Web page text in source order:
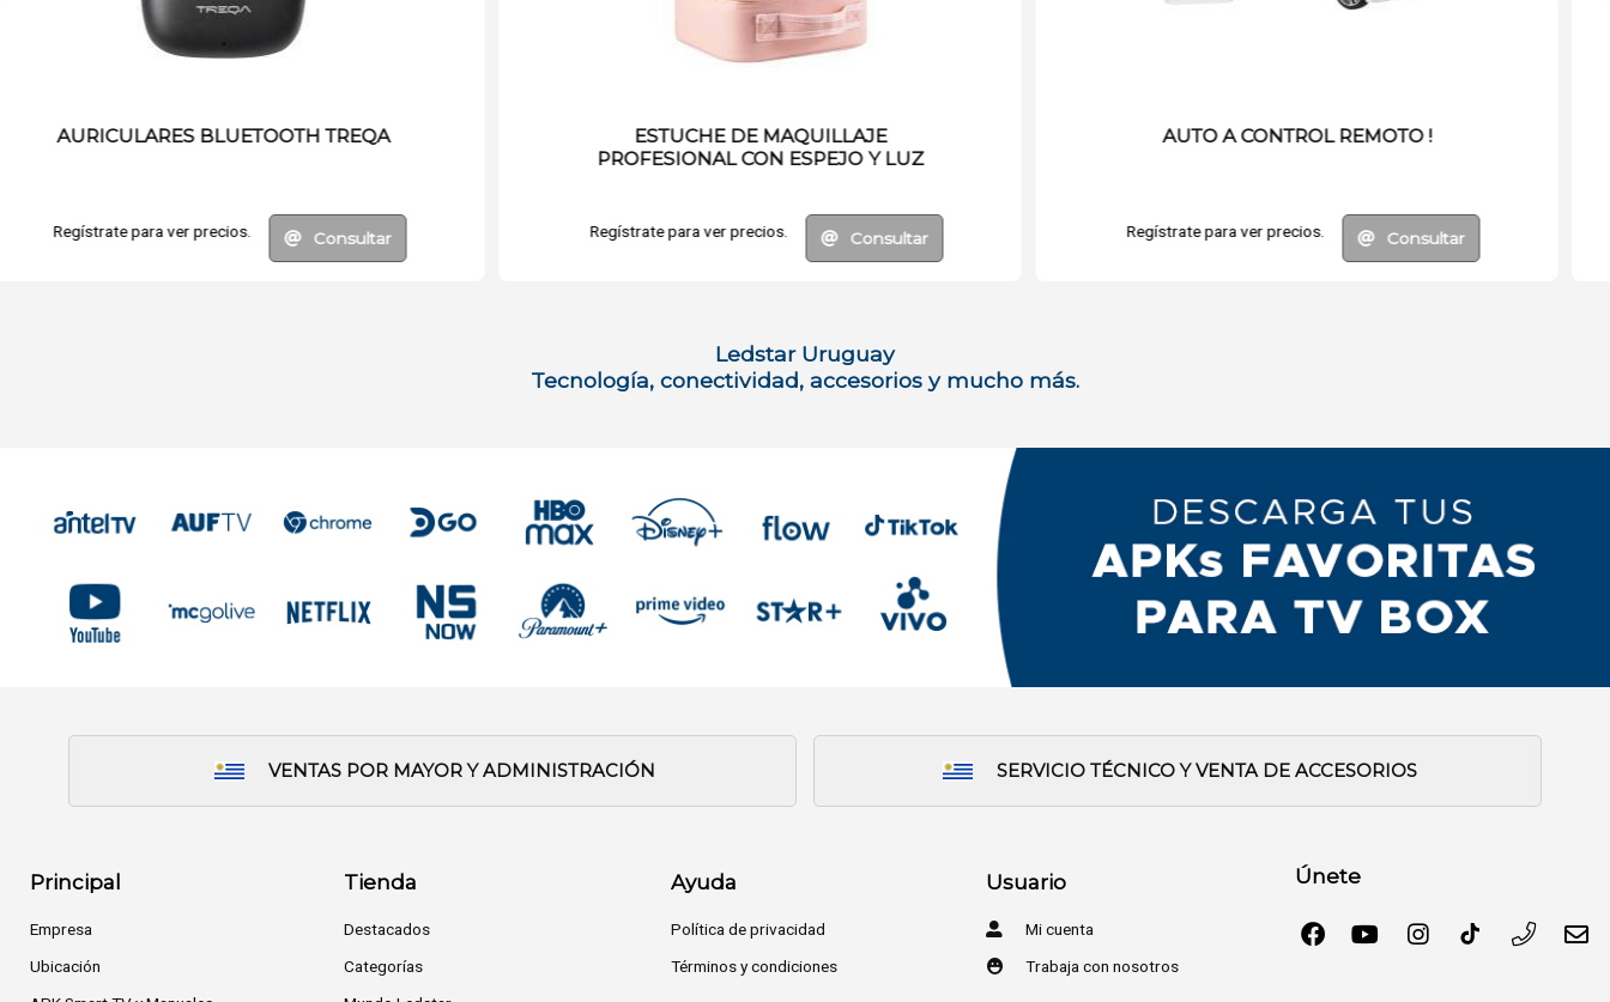
CAMARA DIGITAL DEPORTIVA
Regístrate para ver precios.
MICROFONO RGB PARA STREAMING
CON BRAZO ARTICULADO
Regístrate para ver precios.
PARLANTE PORTATIL BLUETOOTH
Regístrate para ver precios.
Ledstar Uruguay
Tecnología, conectividad, accesorios y mucho más.
VENTAS POR MAYOR Y ADMINISTRACIÓN SERVICIO TÉCNICO Y VENTA DE ACCESORIOS
Principal
Empresa
Ubicación
Tienda
Destacados
Categorías
Ayuda
Política de privacidad
Términos y condiciones
Usuario
Mi cuenta
Trabaja con nosotros
Únete